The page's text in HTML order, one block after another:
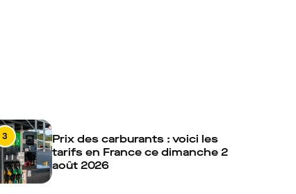
3
Prix des carburants : voici les
tarifs en France ce dimanche 2
août 2026